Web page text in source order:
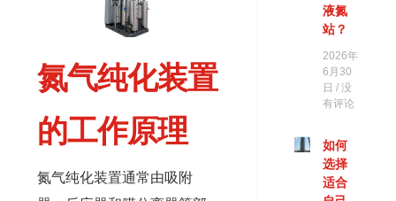
氮气纯化装置
的工作原理
氮气纯化装置通常由吸附
液氮
站？
2026年
6月30
日 没
有评论
如何
选择
适合